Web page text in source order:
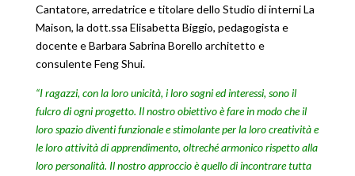
Cantatore, arredatrice e titolare dello Studio di interni La
Maison, la dott.ssa Elisabetta Biggio, pedagogista e
docente e Barbara Sabrina Borello architetto e
consulente Feng Shui.
“I ragazzi, con la loro unicità, i loro sogni ed interessi, sono il
fulcro di ogni progetto. Il nostro obiettivo è fare in modo che il
loro spazio diventi funzionale e stimolante per la loro creatività e
le loro attività di apprendimento, oltreché armonico rispetto alla
loro personalità. Il nostro approccio è quello di incontrare tutta